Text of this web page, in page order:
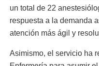
un total de 22
respuesta a la demanda
atención más ágil y
Asimismo, el servicio ha